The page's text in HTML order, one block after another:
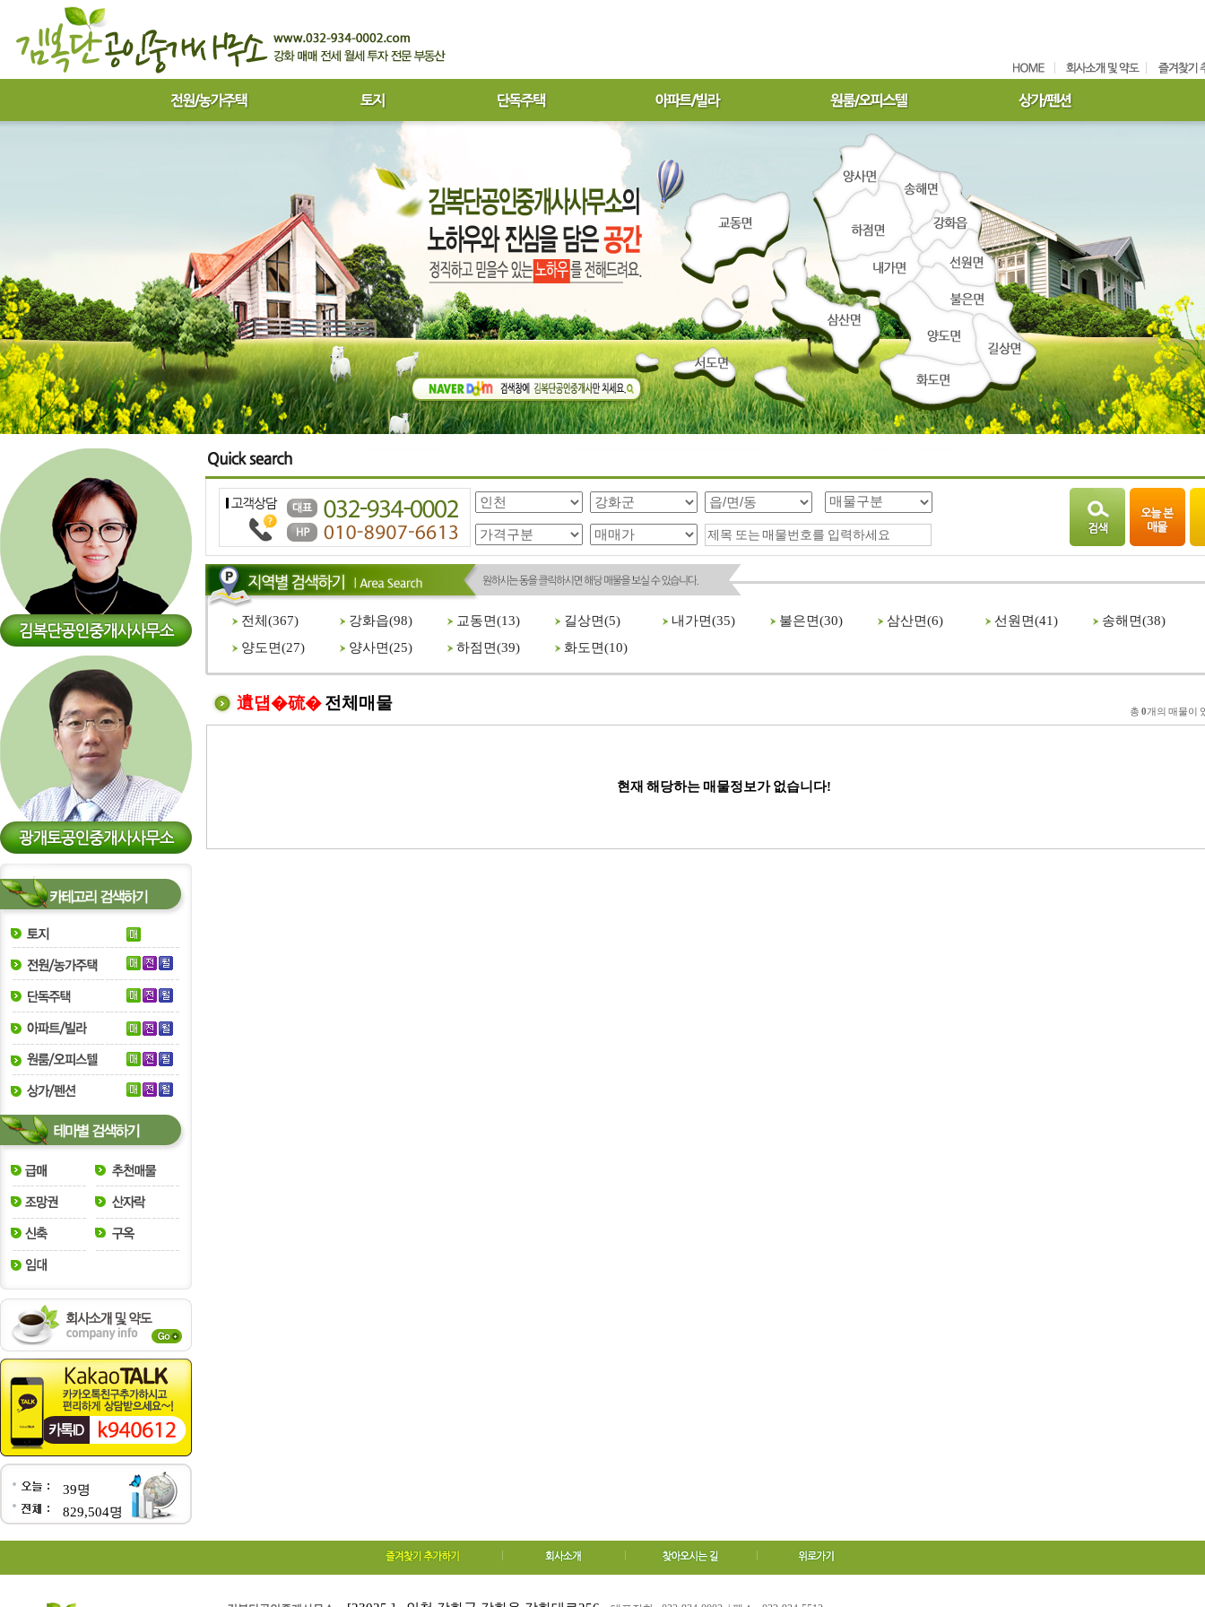
39명
829,504명
전체(367) 강화읍(98) 교동면(13) 길상면(5) 내가면(35) 불은면(30) 삼산면(6) 선원면(41) 송해면(38)
양도면(27) 양사면(25) 하점면(39) 화도면(10)
遺덉�硫�전체매물 총 0개의 매물이
현재 해당하는 매물정보가 없습니다!